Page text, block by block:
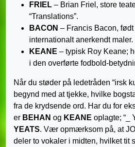
FRIEL – Brian Friel, store
“Translations”.
BACON – Francis Bacon,
internationalt anerkendt maler.
KEANE – typisk Roy Keane;
i den overførte fodbold-
Når du støder på ledetråden “irsk
begynd med at tjekke, hvilke
fra de krydsende ord. Har du for
er BEHAN og KEANE oplagte; “_
YEATS. Vær opmærksom på, at
deler to vokaler i midten, hvilket tit